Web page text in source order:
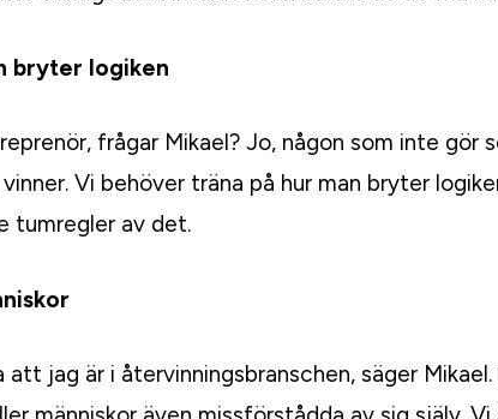
bryter logiken
frågar Mikael? Jo, någon som inte
Vi behöver träna på hur man bryter
tumregler av det.
att jag är i återvinningsbranschen, säger